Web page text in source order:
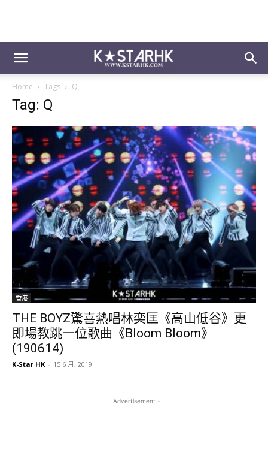
Home Tags Q
Tag: Q
香港
THE BOYZ驚喜熱唱林奕匡《高山低谷》更
即場教跳一位歌曲《Bloom Bloom》
(190614)
K-Star HK - 15 6 月, 2019
- Advertisement -